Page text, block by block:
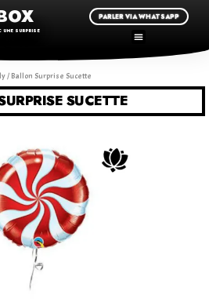
UNE SURPRISE
PARLER VIA WHATSAPP
/ Ballon Surprise Sucette
SUCETTE